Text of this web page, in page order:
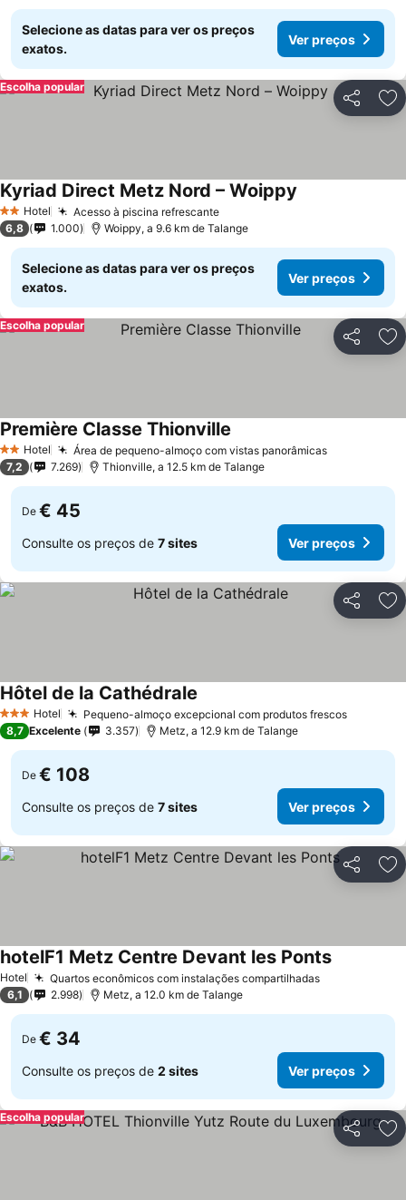
Selecione as datas para ver os preços
exatos.
Ver preços
Partilhar
Escolha popular
2 Estrelas
Hotel Acesso à piscina refrescanteVer preços
Kyriad Direct Metz Nord – Woippy
6,8 1.000 Woippy, a 9.6 km de Talange
Selecione as datas para ver os preços
exatos.
Ver preços
Partilhar
Escolha popular
2 Estrelas
Hotel Área de pequeno-almoço com vistas panorâmicasVer preços
Première Classe Thionville
7,2 7.269 Thionville, a 12.5 km de Talange
De € 45
Consulte os preços de 7 sites Ver preços
Partilhar
3 EstrelasHotel Pequeno-almoço excepcional com produtos frescosVer
Hôtel de la Cathédrale
8,7 Excelente 3.357 Metz, a 12.9 km de Talange
De € 108
Consulte os preços de 7 sites Ver preços
Partilhar
Hotel Quartos econômicos com instalações compartilhadasVer preços
hotelF1 Metz Centre Devant les PontsVer preços
6,1 2.998 Metz, a 12.0 km de Talange
De € 34
Consulte os preços de 2 sites Ver preços
Partilhar
Escolha popular